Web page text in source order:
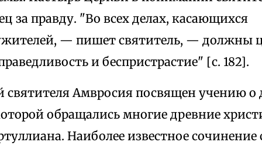
за правду. "Во всех делах, касающихся
— пишет святитель, — должны
и беспристрастие" [с. 182].
святителя Амвросия посвящен учению о
обращались многие древние
Наиболее известное сочинение